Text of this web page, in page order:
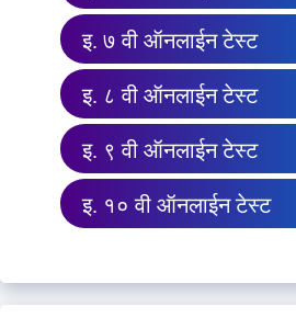
इ. ७ वी ऑनलाईन टेस्ट
इ. ८ वी ऑनलाईन टेस्ट
इ. ९ वी ऑनलाईन टेस्ट
इ. १० वी ऑनलाईन टेस्ट